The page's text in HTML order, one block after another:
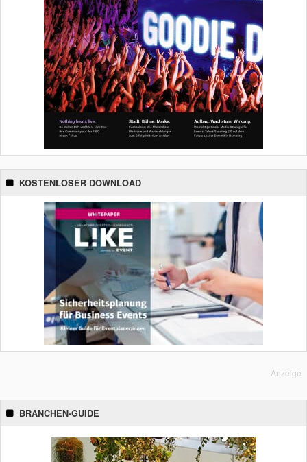
KOSTENLOSER DOWNLOAD
Anzeige
BRANCHEN-GUIDE